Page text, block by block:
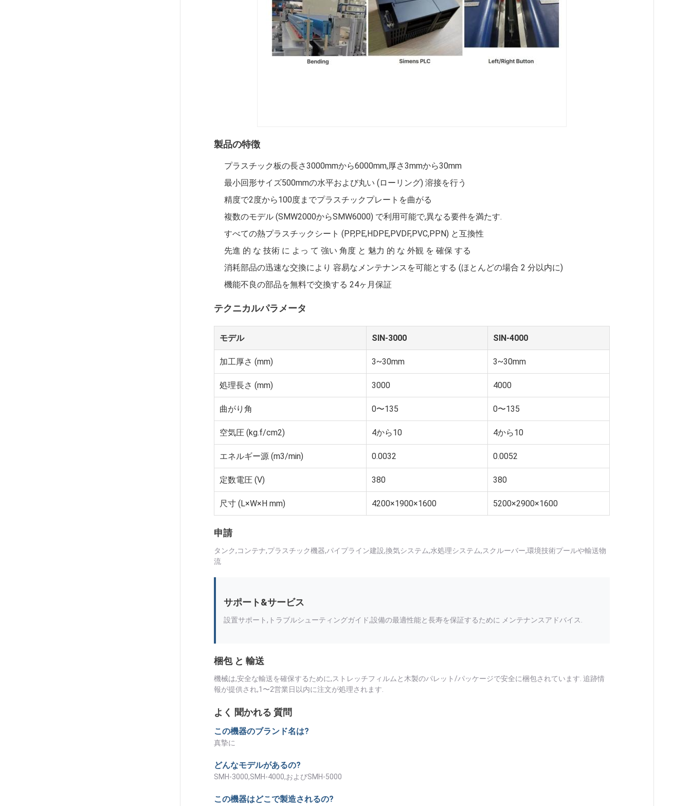
製品の特徴
プラスチック板の長さ3000mmから6000mm,厚さ3mmから30mm
最小回形サイズ500mmの水平および丸い (ローリング) 溶接を行う
精度で2度から100度までプラスチックプレートを曲がる
複数のモデル (SMW2000からSMW6000) で利用可能で,異なる要件を満たす.
すべての熱プラスチックシート (PP,PE,HDPE,PVDF,PVC,PPN) と互換性
先進 的 な 技術 に よっ て 強い 角度 と 魅力 的 な 外観 を 確保 する
消耗部品の迅速な交換により 容易なメンテナンスを可能とする (ほとんどの場合 2 分以内に)
機能不良の部品を無料で交換する 24ヶ月保証
テクニカルパラメータ
モデル SIN-3000 SIN-4000
加工厚さ (mm) 3~30mm 3~30mm
処理長さ (mm) 3000 4000
曲がり角 0〜135 0〜135
空気圧 (kg.f/cm2) 4から10 4から10
エネルギー源 (m3/min) 0.0032 0.0052
定数電圧 (V) 380 380
尺寸 (L×W×H mm) 4200×1900×1600 5200×2900×1600
申請
タンク,コンテナ,プラスチック機器,パイプライン建設,換気システム,水処理システム,スクルーバー,環境技術プールや輸送物
流
サポート&サービス
設置サポート,トラブルシューティングガイド,設備の最適性能と長寿を保証するために メンテナンスアドバイス.
梱包 と 輸送
機械は,安全な輸送を確保するために,ストレッチフィルムと木製のパレット/パッケージで安全に梱包されています. 追跡情
報が提供され,1〜2営業日以内に注文が処理されます.
よく 聞かれる 質問
この機器のブランド名は?
真摯に
どんなモデルがあるの?
SMH-3000,SMH-4000,およびSMH-5000
この機器はどこで製造されるの?